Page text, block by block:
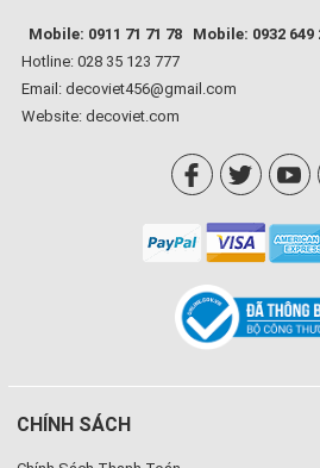
Mobile: 0911 71 71 78
Mobile: 0932 649
Hotline: 028 35 123 777
Email: decoviet456@gmail.com
Website: decoviet.com
CHÍNH SÁCH